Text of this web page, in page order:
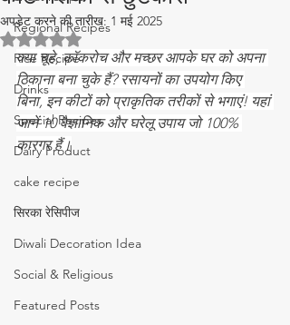
Regional Recipes
Rice Recipe
Drinks
Special Recipes
Dairy Product
cake recipe
सिरका रेसिपीज
Diwali Decoration Idea
Social & Religious
Featured Posts
अपडेट करने की तारीख: 1 मई 2025
5 स्टार में से NaN रेटिंग दी गई।
क्या चूहे, कॉकरोच और मच्छर आपके घर को अपना
ठिकाना बना चुके हैं? रसायनों का उपयोग किए
बिना, इन कीटों को प्राकृतिक तरीकों से भगाएं! यहां
जानें 10 वैज्ञानिक और घरेलू उपाय जो 100%
कारगर हैं।